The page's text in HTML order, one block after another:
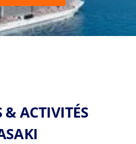
& ACTIVITÉS